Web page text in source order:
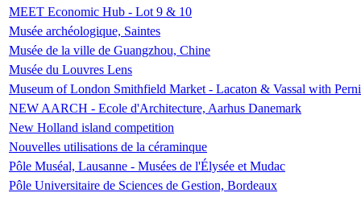
MEET Economic Hub - Lot 9 & 10
Musée archéologique, Saintes
Musée de la ville de Guangzhou, Chine
Musée du Louvres Lens
Museum of London Smithfield Market - Lacaton & Vassal with
NEW AARCH - Ecole d'Architecture, Aarhus Danemark
New Holland island competition
Nouvelles utilisations de la céraminque
Pôle Muséal, Lausanne - Musées de l'Élysée et Mudac
Pôle Universitaire de Sciences de Gestion, Bordeaux